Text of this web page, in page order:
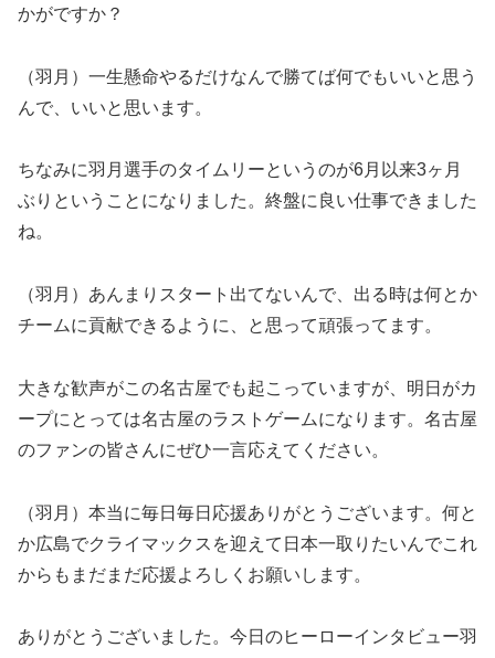
かがですか？
（羽月）一生懸命やるだけなんで勝てば何でもいいと思う
んで、いいと思います。
ちなみに羽月選手のタイムリーというのが6月以来3ヶ月
ぶりということになりました。終盤に良い仕事できました
ね。
（羽月）あんまりスタート出てないんで、出る時は何とか
チームに貢献できるように、と思って頑張ってます。
大きな歓声がこの名古屋でも起こっていますが、明日がカ
ープにとっては名古屋のラストゲームになります。名古屋
のファンの皆さんにぜひ一言応えてください。
（羽月）本当に毎日毎日応援ありがとうございます。何と
か広島でクライマックスを迎えて日本一取りたいんでこれ
からもまだまだ応援よろしくお願いします。
ありがとうございました。今日のヒーローインタビュー羽